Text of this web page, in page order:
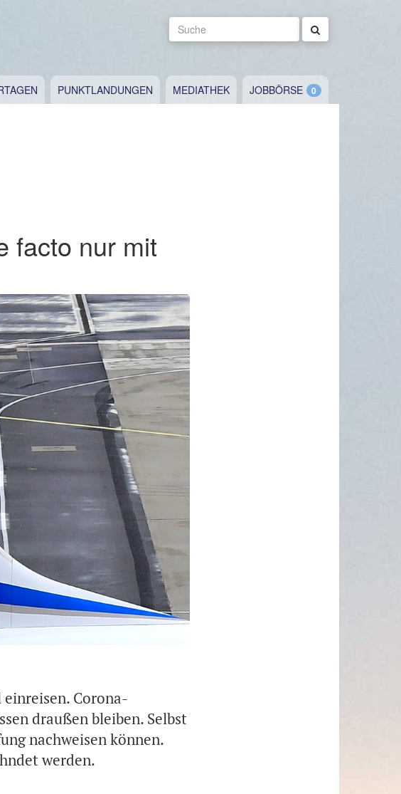
Suche
PUNKTLANDUNGEN MEDIATHEK JOBBÖRSE
facto nur mit
Corona-
draußen bleiben. Selbst
nachweisen können.
werden.